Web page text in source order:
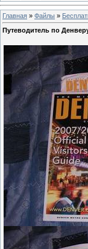
Главная » Файлы »
Путеводитель по